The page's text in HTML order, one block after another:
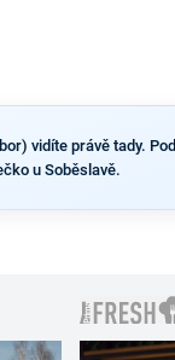
vidíte právě tady.
u Soběslavě.